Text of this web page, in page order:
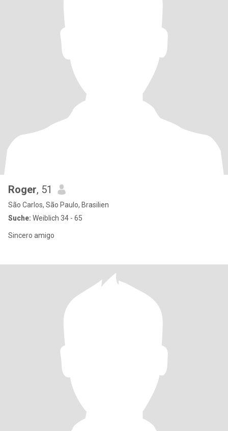
Roger, 51
São Carlos, São Paulo, Brasilien
Suche: Weiblich 34 - 65
Sincero amigo